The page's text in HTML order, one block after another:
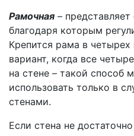
Рамочная –
благодаря которым
Крепится рама в
вариант, когда все
на стене – такой способ
использовать только в
стенами.
Если стена не